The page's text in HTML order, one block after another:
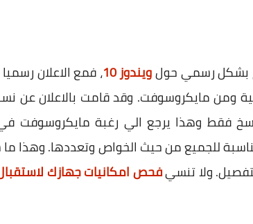
بشكل رسمي حولويندوز 10
8 صدر بثلاث نسخ فقط وهذا يرجع الي رغبة
للجميع من حيث الخواص وتعددها. وهذا
فحص امكانيات جهازك لاستقبال